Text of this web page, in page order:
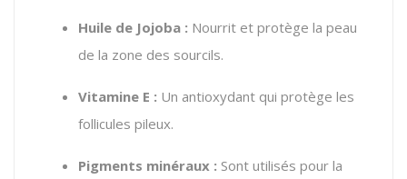
Huile de Jojoba : Nourrit et protège la peau
de la zone des sourcils.
Vitamine E : Un antioxydant qui protège les
follicules pileux.
Pigments minéraux : Sont utilisés pour la